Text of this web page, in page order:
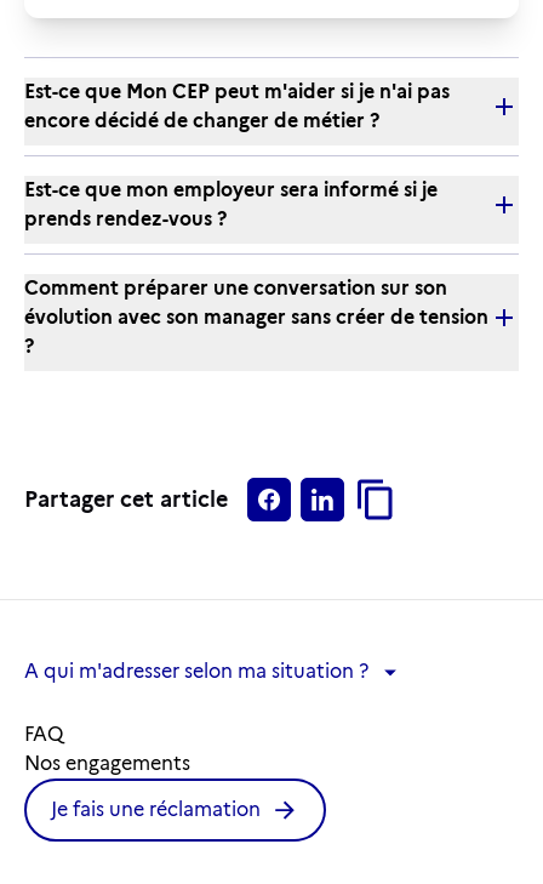
Est-ce que Mon CEP peut m'aider si je n'ai pas
encore décidé de changer de métier ?
Est-ce que mon employeur sera informé si je
prends rendez-vous ?
Comment préparer une conversation sur son
évolution avec son manager sans créer de tension
?
Partager cet article
A qui m'adresser selon ma situation ?
FAQ
Nos engagements
Je fais une réclamation